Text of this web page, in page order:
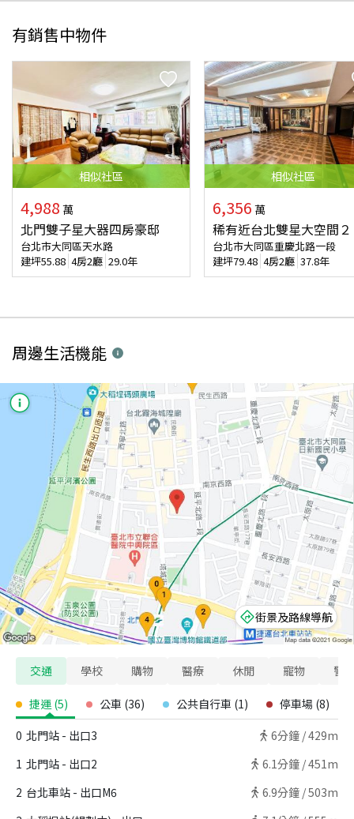
有銷售中物件
相似社區
4,988 萬
北門雙子星大器四房豪邸
台北市大同區天水路
建坪55.88 4房2廳 29.0年
相似社區
6,356 萬
稀有近台北雙星大空間２
台北市大同區重慶北路一段
建坪79.48 4房2廳 37.8年
周邊生活機能
街景及路線導航
交通 學校 購物 醫療 休閒 寵物 警
捷運 (5) 公車 (36) 公共自行車 (1) 停車場 (8)
0 北門站 - 出口3 6分鐘 /429m
1 北門站 - 出口2 6.1分鐘 /451m
2 台北車站 - 出口M6 6.9分鐘 /503m